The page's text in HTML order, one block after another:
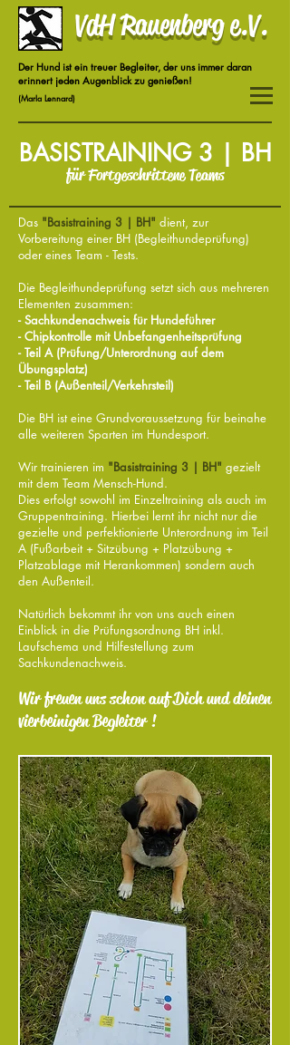
VdH Rauenberg e.V.
Der Hund ist ein treuer Begleiter, der uns immer daran
erinnert jeden Augenblick zu genießen!
(Marla Lennard)
BASISTRAINING 3 | BH
für Fortgeschrittene Teams
Das "Basistraining 3 | BH" dient, zur
Vorbereitung einer BH (Begleithundeprüfung)
oder eines Team - Tests.
Die Begleithundeprüfung setzt sich aus mehreren
Elementen zusammen:
- Sachkundenachweis für Hundeführer
- Chipkontrolle mit Unbefangenheitsprüfung
- Teil A (Prüfung/Unterordnung auf dem
Übungsplatz)
- Teil B (Außenteil/Verkehrsteil)
Die BH ist eine Grundvoraussetzung für beinahe
alle weiteren Sparten im Hundesport.
Wir trainieren im "Basistraining 3 | BH" gezielt
mit dem Team Mensch-Hund.
Dies erfolgt sowohl im Einzeltraining als auch im
Gruppentraining. Hierbei lernt ihr nicht nur die
gezielte und perfektionierte Unterordnung im Teil
A (Fußarbeit + Sitzübung + Platzübung +
Platzablage mit Herankommen) sondern auch
den Außenteil.
Natürlich bekommt ihr von uns auch einen
Einblick in die Prüfungsordnung BH inkl.
Laufschema und Hilfestellung zum
Sachkundenachweis.
Wir freuen uns schon auf Dich und deinen
vierbeinigen Begleiter !